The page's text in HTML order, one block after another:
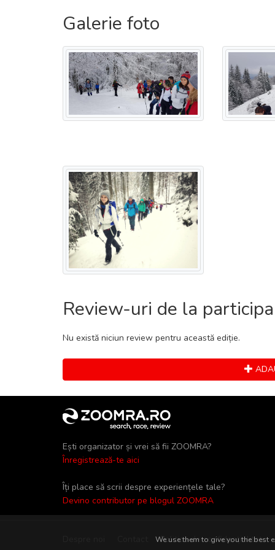
Galerie foto
Review-uri de la
Nu există niciun review pentru această ediție.
Ești organizator și vrei să fii ZOOMRA?
Înregistrează-te aici
Îți place să scrii despre experiențele tale?
Devino contributor pe blogul ZOOMRA
Politica de confidențialitate
We use them to give you the best